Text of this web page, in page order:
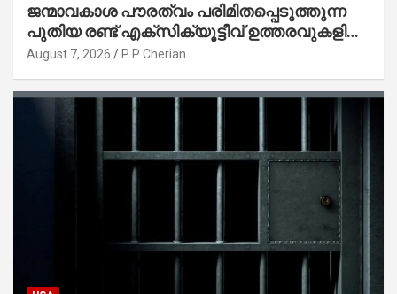
ജന്മാവകാശ പൗരത്വം പരിമിതപ്പെടുത്തുന്ന
പുതിയ രണ്ട് എക്സിക്യൂട്ടീവ് ഉത്തരവുകളിൽ
ട്രംപ് ഒപ്പുവെച്ചു
August 7, 2026 P P Cherian